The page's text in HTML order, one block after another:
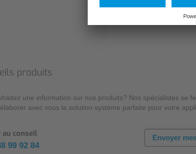
produits
une information sur nos produits? Nos spécialistes se
avec vous la solution système parfaite pour votre
au conseil
99 92 84
Envoyer